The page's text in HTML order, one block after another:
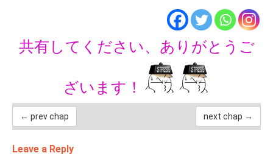
共有してください、ありがとうご
ざいます！
← prev chap next chap →
Leave a Reply